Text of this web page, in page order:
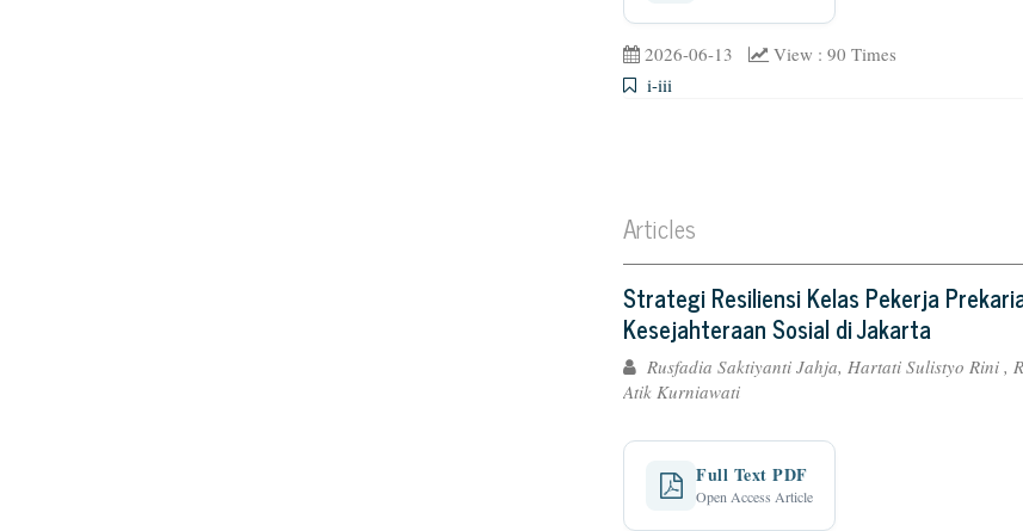
2026-06-13
View : 90 Times
i-iii
Articles
Strategi Resiliensi Kelas Pekerja
Kesejahteraan Sosial di Jakarta
Rusfadia Saktiyanti Jahja, Hartati Sulistyo Rini ,
Atik Kurniawati
Full Text PDF
Open Access Article